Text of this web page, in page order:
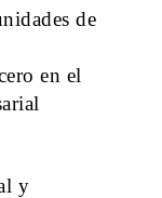
de
en el
y